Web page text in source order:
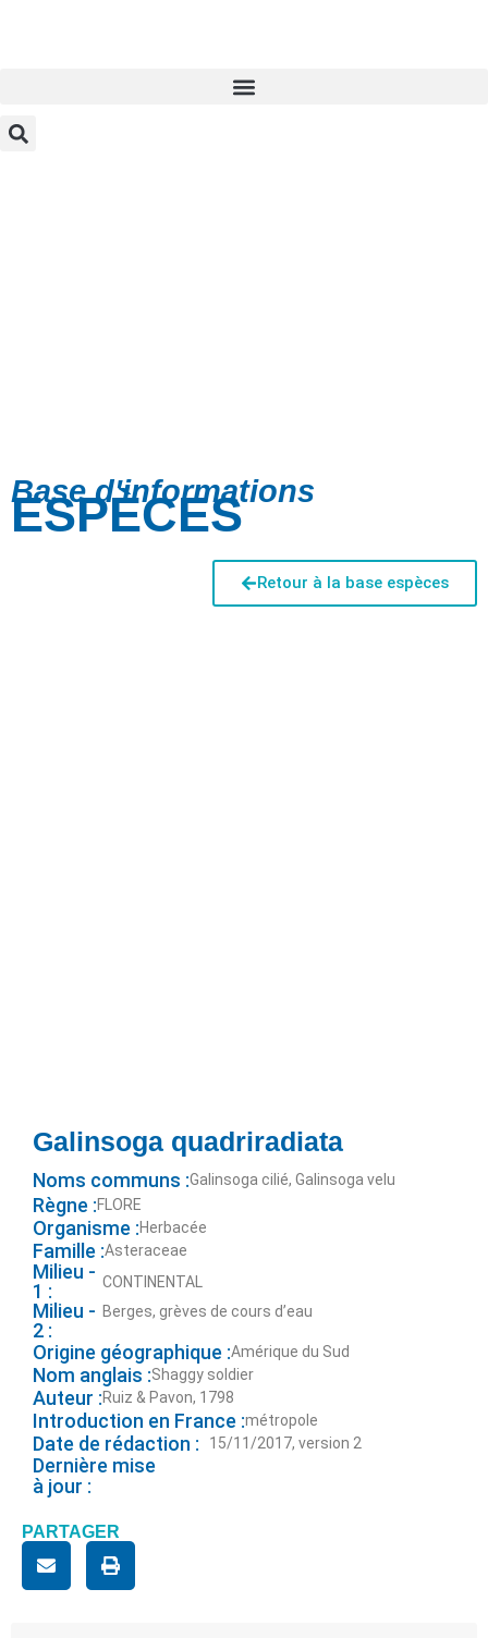
Base d'informations
ESPÈCES
Retour à la base espèces
Galinsoga quadriradiata
Noms communs :Galinsoga cilié, Galinsoga velu
Règne :FLORE
Organisme :Herbacée
Famille :Asteraceae
Milieu -
1 :
CONTINENTAL
Milieu -
2 :
Berges, grèves de cours d’eau
Origine géographique :Amérique du Sud
Nom anglais :Shaggy soldier
Auteur :Ruiz & Pavon, 1798
Introduction en France :métropole
Date de rédaction : 15/11/2017, version 2
Dernière mise
à jour :
PARTAGER